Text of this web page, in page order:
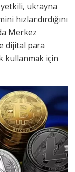
ukrayna
hızlandırdığını
Merkez
dijital para
kullanmak için